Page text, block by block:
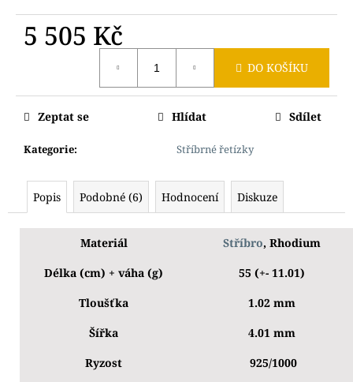
5 505 Kč
DO KOŠÍKU
Kategorie: Stříbrné řetízky
Zeptat se Hlídat Sdílet
Popis Podobné (6) Hodnocení Diskuze
Materiál Stříbro, Rhodium
Délka (cm) + váha (g)
55 (+- 11.01)
Tloušťka
1.02 mm
Šířka
4.01 mm
Ryzost
925/1000